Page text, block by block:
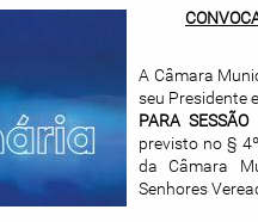
A Câmara
seu Presidente
PARA SESSÃO
previsto no §
da Câmara
Senhores